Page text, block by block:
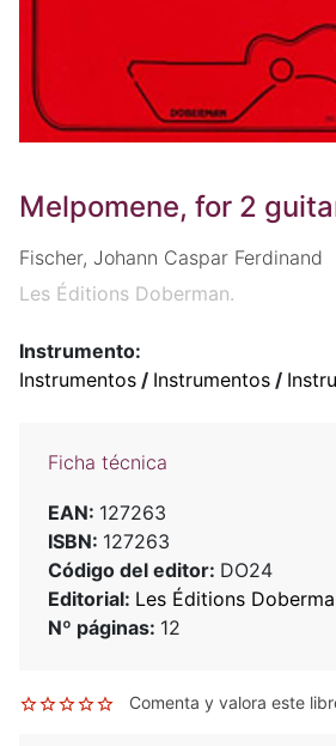
Melpomene, for 2
Fischer, Johann Caspar Ferdinand
Les Éditions Doberman.
Instrumento:
Instrumentos / Instrumentos /
Ficha técnica
EAN: 127263
ISBN: 127263
Código del editor: DO24
Editorial: Les Éditions
Nº páginas: 12
Comenta y valora este